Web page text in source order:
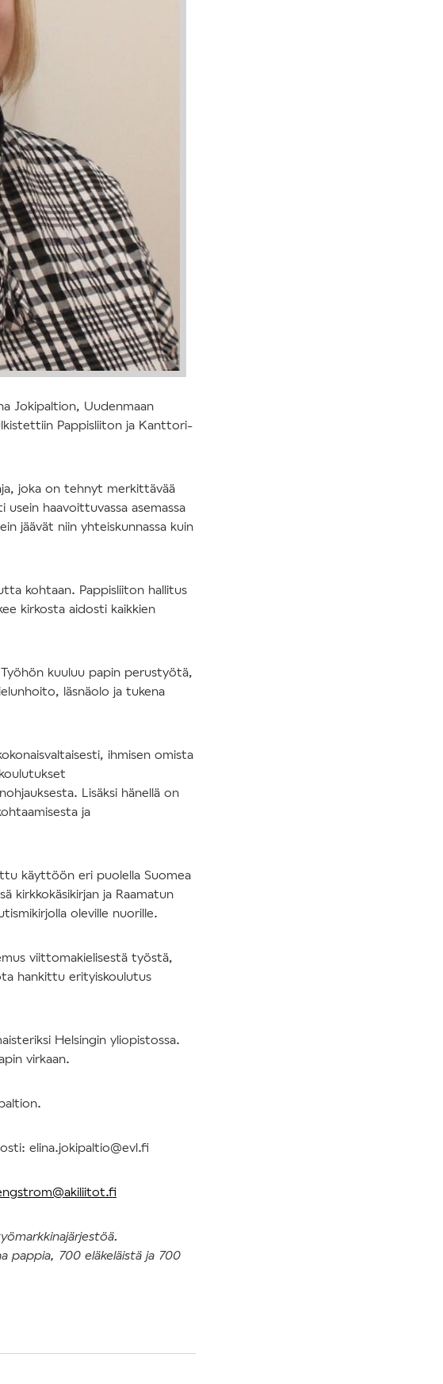
Jokipaltion, Uudenmaan
Pappisliiton ja Kanttori-
joka on tehnyt merkittävää
haavoittuvassa asemassa
jäävät niin yhteiskunnassa kuin
kohtaan. Pappisliiton hallitus
kirkosta aidosti kaikkien
kuuluu papin perustyötä,
läsnäolo ja tukena
ihmisen omista
Lisäksi hänellä on
ja
käyttöön eri puolella Suomea
kirkkokäsikirjan ja Raamatun
oleville nuorille.
viittomakielisestä työstä,
hankittu erityiskoulutus
Helsingin yliopistossa.
virkaan.
elina.jokipaltio@evl.fi
pappia, 700 eläkeläistä ja 700